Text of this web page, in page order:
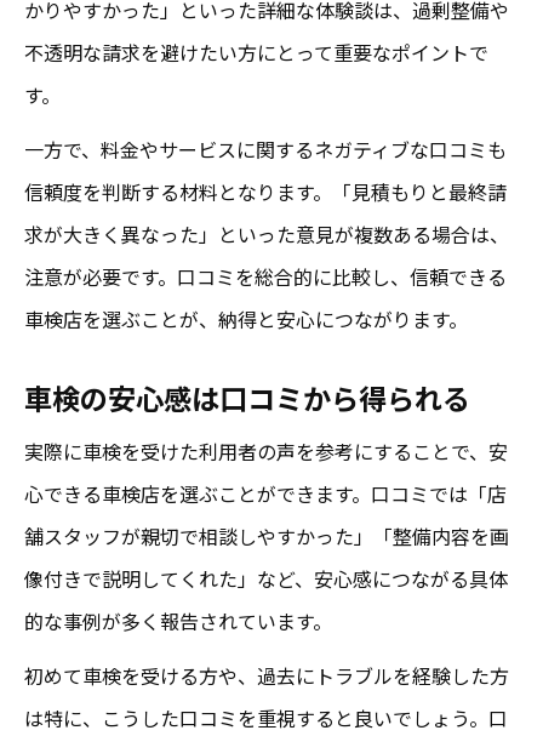
かりやすかった」といった詳細な体験談は、過剰整備や
不透明な請求を避けたい方にとって重要なポイントで
す。
一方で、料金やサービスに関するネガティブな口コミも
信頼度を判断する材料となります。「見積もりと最終請
求が大きく異なった」といった意見が複数ある場合は、
注意が必要です。口コミを総合的に比較し、信頼できる
車検店を選ぶことが、納得と安心につながります。
車検の安心感は口コミから得られる
実際に車検を受けた利用者の声を参考にすることで、安
心できる車検店を選ぶことができます。口コミでは「店
舗スタッフが親切で相談しやすかった」「整備内容を画
像付きで説明してくれた」など、安心感につながる具体
的な事例が多く報告されています。
初めて車検を受ける方や、過去にトラブルを経験した方
は特に、こうした口コミを重視すると良いでしょう。口